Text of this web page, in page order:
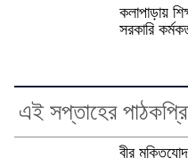
কলাপাড়ায়
সরকারি
এই সপ্তাহের
বীর